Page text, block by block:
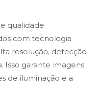
qualidade
com tecnologia
resolução, detecção
Isso garante imagens
de iluminação e a